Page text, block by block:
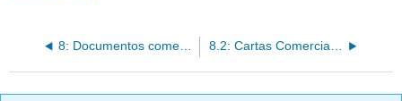
8: Documentos comerciales